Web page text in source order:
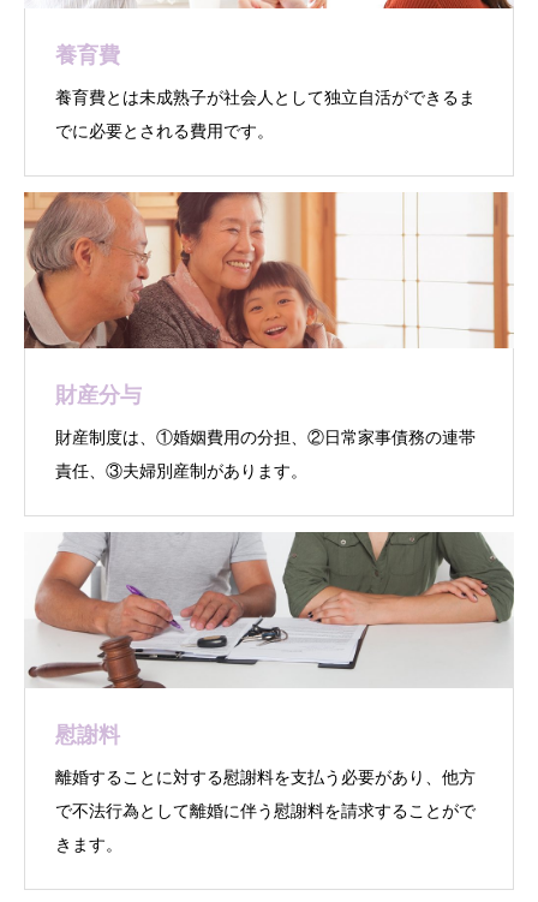
養育費
養育費とは未成熟子が社会人として独立自活ができるま
でに必要とされる費用です。
財産分与
財産制度は、①婚姻費用の分担、②日常家事債務の連帯
責任、③夫婦別産制があります。
慰謝料
離婚することに対する慰謝料を支払う必要があり、他方
で不法行為として離婚に伴う慰謝料を請求することがで
きます。